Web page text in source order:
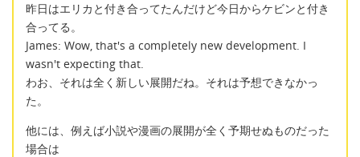
昨日はエリカと付き合ってたんだけど今日からケビンと付き
合ってる。
James: Wow, that's a completely new development. I
wasn't expecting that.
わお、それは全く新しい展開だね。それは予想できなかっ
た。
他には、例えば小説や漫画の展開が全く予期せぬものだった
場合は